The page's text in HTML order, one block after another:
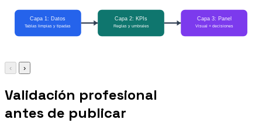
‹ ›
Validación profesional
antes de publicar